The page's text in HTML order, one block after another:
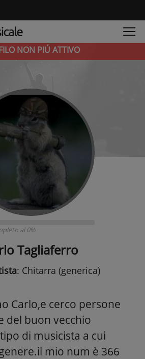
NON PIÚ ATTIVO
al 0%
Tagliaferro
: Chitarra (generica)
Carlo,e cerco persone
del buon vecchio
di musicista a cui
mio num è 366